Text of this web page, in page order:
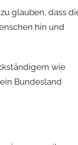
glauben, dass
hin und
wie
Bundesland